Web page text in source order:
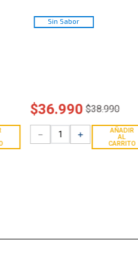
Sin Sabor
$36.990 $38.990
＋
－
AÑADIR
AL
CARRITO